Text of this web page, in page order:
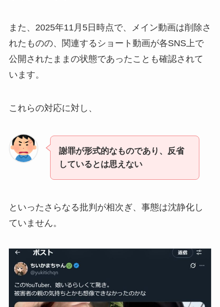
また、2025年11月5日時点で、メイン動画は削除さ
れたものの、関連するショート動画が各SNS上で
公開されたままの状態であったことも確認されて
います。
これらの対応に対し、
謝罪が形式的なものであり、反省
しているとは思えない
といったさらなる批判が相次ぎ、事態は沈静化し
ていません。